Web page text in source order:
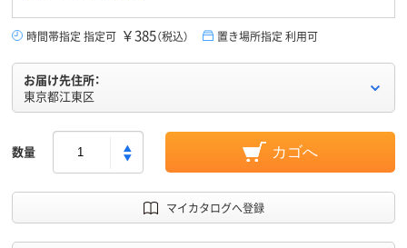
時間帯指定 指定可 ￥385（税込） 置き場所指定 利用可
お届け先住所：
東京都江東区
数量 カゴへ
マイカタログへ登録